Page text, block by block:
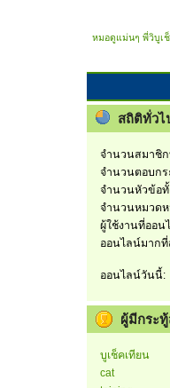
หมอดูแม่นๆ พี่วิบูเ
สถิติทั่วไ
จำนวนสมาชิ
จำนวนตอบก
จำนวนหัวข้อ
จำนวนหมวด
ผู้ใช้งานที่ออน
ออนไลน์มาก
ออนไลน์วันนี้:
ผู้มีกระ
บูเช็คเทียน
cat